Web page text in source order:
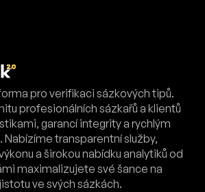
pro verifikaci sázkových tipů.
profesionálních sázkařů a klientů
garancí integrity a rychlým
Nabízíme transparentní služby,
a širokou nabídku analytiků od
maximalizujete své šance na
ve svých sázkách.